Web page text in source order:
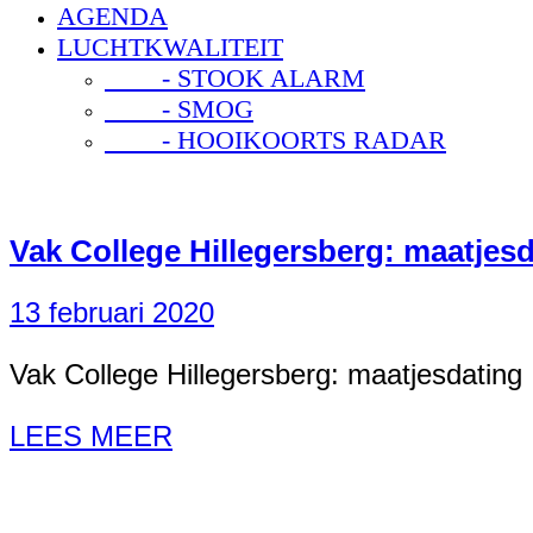
AGENDA
LUCHTKWALITEIT
- STOOK ALARM
- SMOG
- HOOIKOORTS RADAR
Vak College Hillegersberg:
13 februari 2020
Vak College Hillegersberg: maatjesdating
LEES MEER